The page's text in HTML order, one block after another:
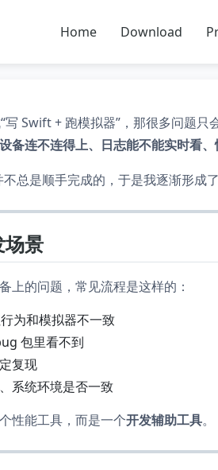
Home Download
写 Swift + 跑模拟器”，那很多问题只
设备连不连得上、日志能不能实时看
总是顺手完成的，于是我逐渐形成
场景
上的问题，常见流程是这样的：
为和模拟器不一致
包里看不到
复现
系统环境是否一致
性能工具，而是一个开发辅助工具。